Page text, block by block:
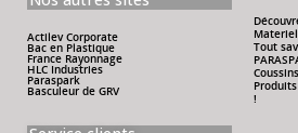
Actilev Corporate
Bac en Plastique
France Rayonnage
HLC Industries
Paraspark
Basculeur de GRV
Tout
!